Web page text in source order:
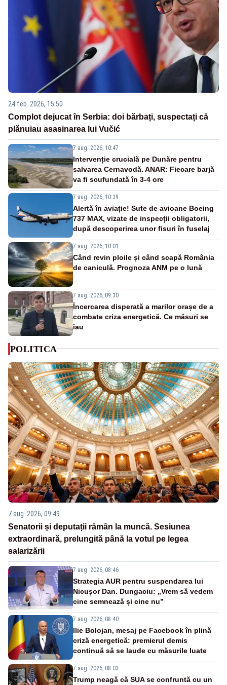
24 feb. 2026, 15:50
Complot dejucat în Serbia: doi bărbați, suspectați că
plănuiau asasinarea lui Vučić
7 aug. 2026, 10:47
Intervenție crucială pe Dunăre pentru
salvarea Cernavodă. ANAR: Fiecare barjă
va fi scufundată în 3-4 ore
7 aug. 2026, 10:39
Alertă în aviație! Sute de avioane Boeing
737 MAX, vizate de inspecții obligatorii,
după descoperirea unor fisuri în fuselaj
7 aug. 2026, 10:01
Când revin ploile și când scapă România
de caniculă. Prognoza ANM pe o lună
7 aug. 2026, 09:30
Încercarea disperată a marilor orașe de a
combate criza energetică. Ce măsuri se
iau
POLITICA
7 aug. 2026, 09:49
Senatorii și deputații rămân la muncă. Sesiunea
extraordinară, prelungită până la votul pe legea
salarizării
7 aug. 2026, 08:46
Strategia AUR pentru suspendarea lui
Nicușor Dan. Dungaciu: „Vrem să vedem
cine semnează și cine nu”
7 aug. 2026, 08:40
Ilie Bolojan, mesaj pe Facebook în plină
criză energetică: premierul demis
continuă să se laude cu măsurile luate
7 aug. 2026, 08:03
Trump neagă că SUA se confruntă cu un